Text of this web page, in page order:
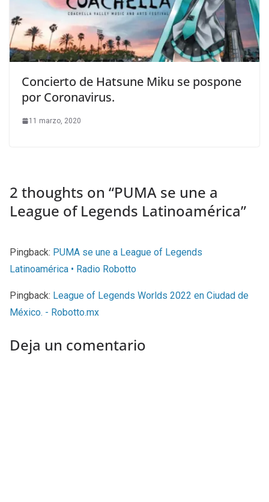
Concierto de Hatsune Miku se pospone
por Coronavirus.
11 marzo, 2020
2 thoughts on “PUMA se une a
League of Legends Latinoamérica”
Pingback: PUMA se une a League of Legends
Latinoamérica • Radio Robotto
Pingback: League of Legends Worlds 2022 en Ciudad de
México. - Robotto.mx
Deja un comentario